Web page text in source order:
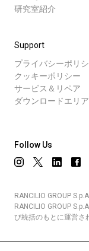
研究室紹介
Support
プライバシーポリ
クッキーポリシー
サービス＆リペア
ダウンロードエリア
Follow Us
RANCILIO GROUP
RANCILIO GROUP
び統括のもとに運営さ